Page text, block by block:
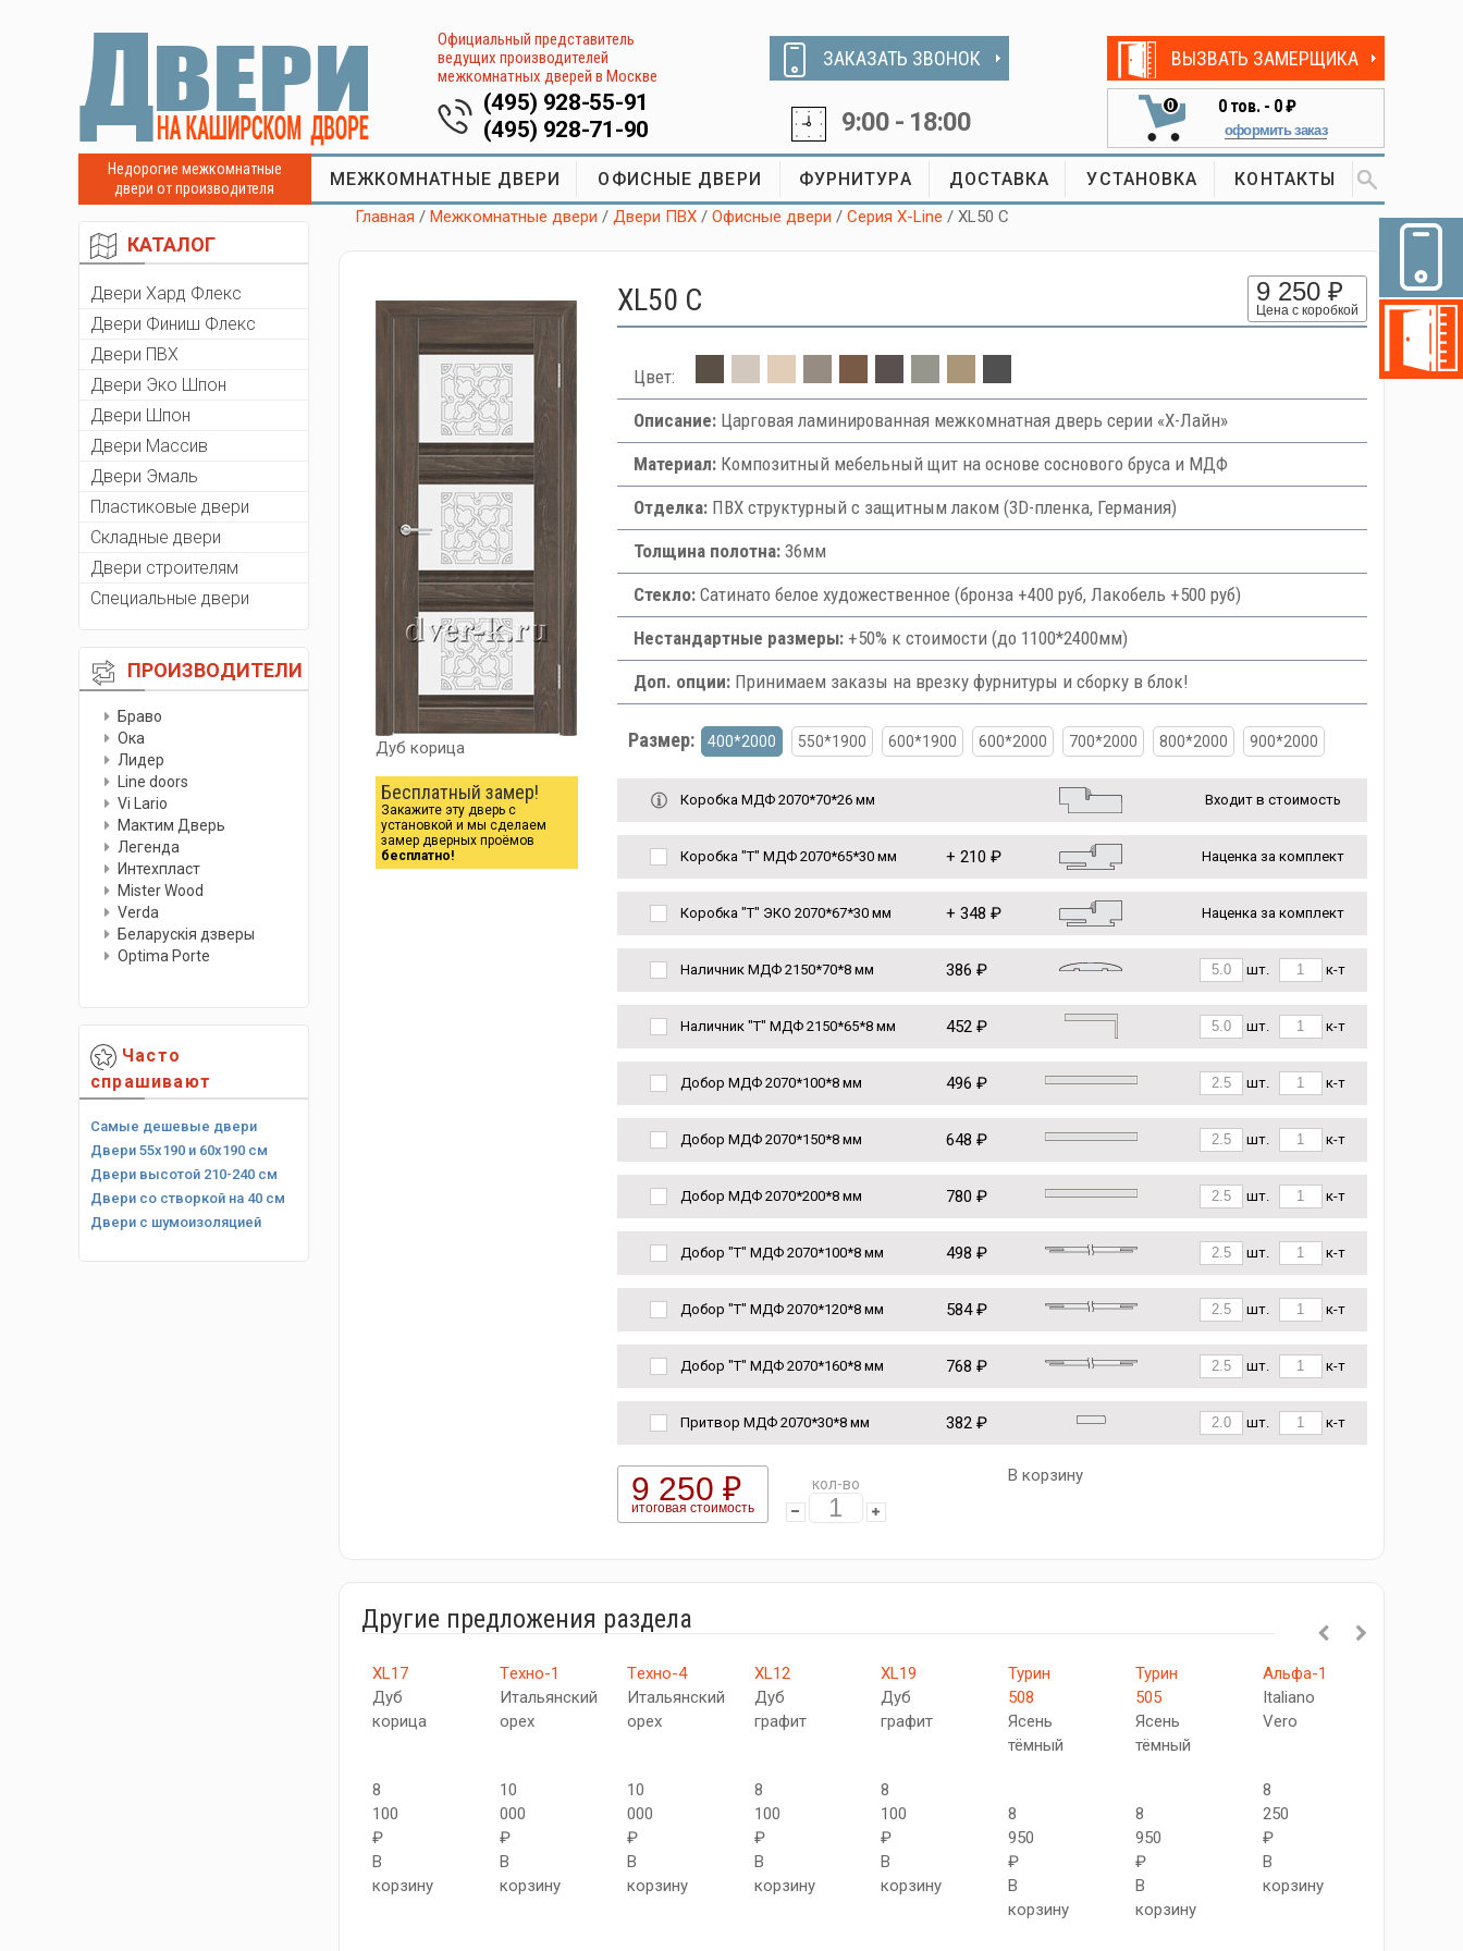
Официальный представитель
ведущих производителей
межкомнатных дверей в Москве
(495) 928-55-91
(495) 928-71-90
ЗАКАЗАТЬ ЗВОНОК
9:00 - 18:00
ВЫЗВАТЬ ЗАМЕРЩИКА
0 0тов. - 0 ₽
оформить заказ
Недорогие межкомнатные
двери от производителя
МЕЖКОМНАТНЫЕ ДВЕРИ ОФИСНЫЕ ДВЕРИ ФУРНИТУРА ДОСТАВКА УСТАНОВКА КОНТАКТЫ
КАТАЛОГ
Двери Хард Флекс
Двери Финиш Флекс
Двери ПВХ
Двери Эко Шпон
Двери Шпон
Двери Массив
Двери Эмаль
Пластиковые двери
Складные двери
Двери строителям
Специальные двери
ПРОИЗВОДИТЕЛИ
Браво
Ока
Лидер
Line doors
Vi Lario
Мактим Дверь
Легенда
Интехпласт
Мister Wood
Verda
Беларускiя дзверы
Optima Porte
Часто
спрашивают
Самые дешевые двери
Двери 55х190 и 60х190 см
Двери высотой 210-240 см
Двери со створкой на 40 см
Двери с шумоизоляцией
Главная /Межкомнатные двери /Двери ПВХ /Офисные двери /Серия X-Line / XL50 C
Дуб корица
Бесплатный замер!
Закажите эту дверь с
установкой и мы сделаем
замер дверных проёмов
бесплатно!
XL50 C 9 250 ₽
Цена с коробкой
Цвет:
Описание:Царговая ламинированная межкомнатная дверь серии «Х-Лайн»
Материал:Композитный мебельный щит на основе соснового бруса и МДФ
Отделка:ПВХ структурный с защитным лаком (3D-пленка, Германия)
Толщина полотна:36мм
Стекло:Сатинато белое художественное (бронза +400 руб, Лакобель +500 руб)
Нестандартные размеры:+50% к стоимости (до 1100*2400мм)
Доп. опции:Принимаем заказы на врезку фурнитуры и сборку в блок!
Размер: 400*2000 550*1900 600*1900 600*2000 700*2000 800*2000 900*2000
Коробка МДФ 2070*70*26 мм Входит в стоимость
Коробка "Т" МДФ 2070*65*30 мм + 210 ₽ Наценка за комплект
Коробка "Т" ЭКО 2070*67*30 мм + 348 ₽ Наценка за комплект
Наличник МДФ 2150*70*8 мм 386 ₽ шт. к-т
Наличник "Т" МДФ 2150*65*8 мм 452 ₽ шт. к-т
Добор МДФ 2070*100*8 мм 496 ₽ шт. к-т
Добор МДФ 2070*150*8 мм 648 ₽ шт. к-т
Добор МДФ 2070*200*8 мм 780 ₽ шт. к-т
Добор "Т" МДФ 2070*100*8 мм 498 ₽ шт. к-т
Добор "Т" МДФ 2070*120*8 мм 584 ₽ шт. к-т
Добор "Т" МДФ 2070*160*8 мм 768 ₽ шт. к-т
Притвор МДФ 2070*30*8 мм 382 ₽ шт. к-т
9 250 ₽
итоговая стоимость
кол-во В корзину
Другие предложения раздела
XL17
Дуб
корица
8
100
₽
В
корзину
Tехно-1
Итальянский
орех
10
000
₽
В
корзину
Tехно-4
Итальянский
орех
10
000
₽
В
корзину
XL12
Дуб
графит
8
100
₽
В
корзину
XL19
Дуб
графит
8
100
₽
В
корзину
Турин
508
Ясень
тёмный
8
950
₽
В
корзину
Турин
505
Ясень
тёмный
8
950
₽
В
корзину
Альфа-1
Italiano
Vero
8
250
₽
В
корзину